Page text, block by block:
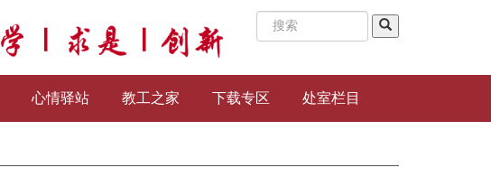
心情驿站 教工之家 下载专区 处室栏目